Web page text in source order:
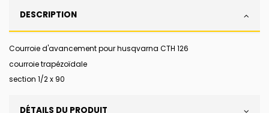
DESCRIPTION
Courroie d'avancement pour husqvarna CTH 126
courroie trapézoïdale
section 1/2 x 90
DÉTAILS DU PRODUIT